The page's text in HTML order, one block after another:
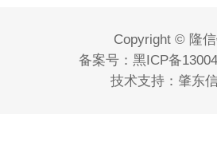
Copyright © 隆
备案号： 黑ICP备
技术支持： 肇东